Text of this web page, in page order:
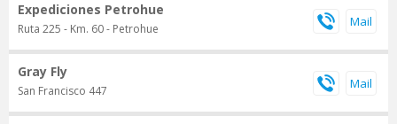
Expediciones Petrohue
Ruta 225 - Km. 60 - Petrohue
Gray Fly
San Francisco 447